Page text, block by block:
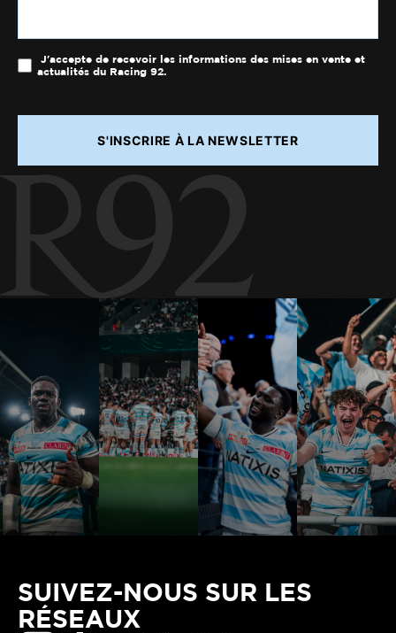
J'accepte de recevoir les informations des mises en vente et
actualités du Racing 92.
S'INSCRIRE À LA NEWSLETTER
SUIVEZ-NOUS SUR LES
RÉSEAUX